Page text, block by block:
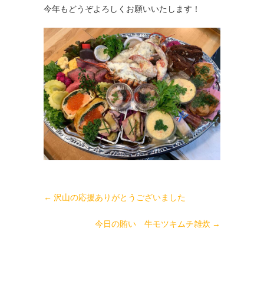
今年もどうぞよろしくお願いいたします！
← 沢山の応援ありがとうございました
今日の賄い 牛モツキムチ雑炊 →